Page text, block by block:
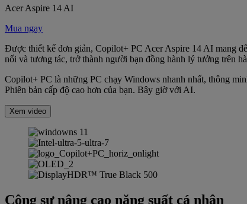
Acer Aspire 14 AI
Mua ngay
Được thiết kế đơn giản, Copilot+ PC Acer Aspire 14 AI mang
nối và tương tác, trở thành người bạn đồng hành lý tưởng trên
Copilot+ PC là những PC chạy Windows nhanh nhất, thông
Phiên bản cấp độ cao hơn của bạn. Bây giờ với AI.
Xem video
Cộng sự nâng cao năng suất cá nhân